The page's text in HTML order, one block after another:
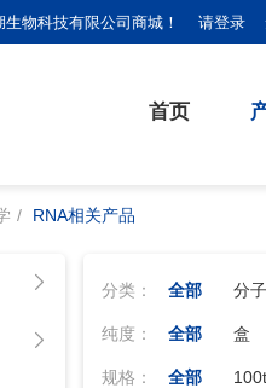
物科技有限公司商城！ 请登录
首页
RNA相关产品
分类： 全部 分
纯度： 全部 盒
规格： 全部 100t